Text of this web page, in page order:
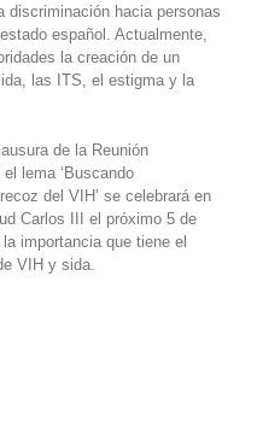
discriminación hacia personas
español. Actualmente,
la creación de un
las ITS, el estigma y la
de la Reunión
lema ‘Buscando
del VIH’ se celebrará en
Carlos III el próximo 5 de
importancia que tiene el
VIH y sida.